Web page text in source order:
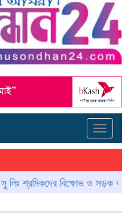
Toggle
শ্রমিকদের বিক্ষোভ ও সড়ক অবরোধ